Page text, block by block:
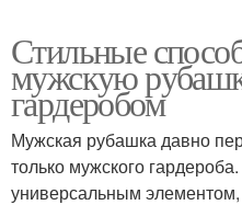
Стильные
мужскую
гардеробом
Мужская рубашка давно
только мужского
универсальным